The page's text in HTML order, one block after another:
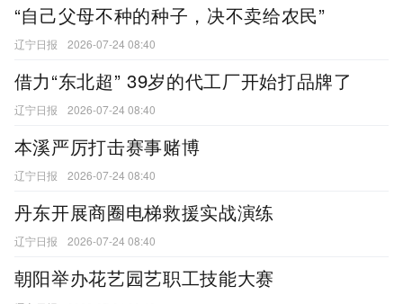
“自己父母不种的种子，决不卖给农民”
辽宁日报 2026-07-24 08:40
借力“东北超” 39岁的代工厂开始打品牌了
辽宁日报 2026-07-24 08:40
本溪严厉打击赛事赌博
辽宁日报 2026-07-24 08:40
丹东开展商圈电梯救援实战演练
辽宁日报 2026-07-24 08:40
朝阳举办花艺园艺职工技能大赛